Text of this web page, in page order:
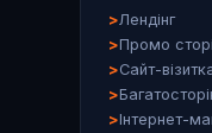
Лендінг
Промо
Сайт-
Інтернет-